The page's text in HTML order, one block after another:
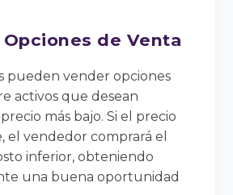
de Venta
pueden vender opciones
activos que desean
más bajo. Si el precio
el vendedor comprará el
inferior, obteniendo
una buena oportunidad